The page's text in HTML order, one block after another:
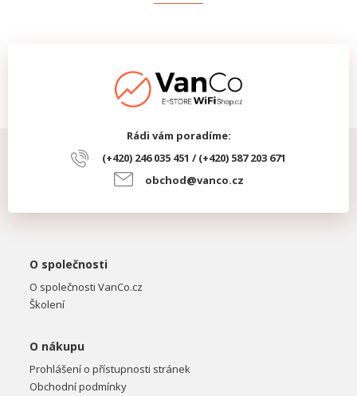
Rádi vám poradíme:
(+420) 246 035 451 / (+420) 587 203 671
obchod@vanco.cz
O společnosti
O společnosti VanCo.cz
Školení
O nákupu
Prohlášení o přístupnosti stránek
Obchodní podmínky